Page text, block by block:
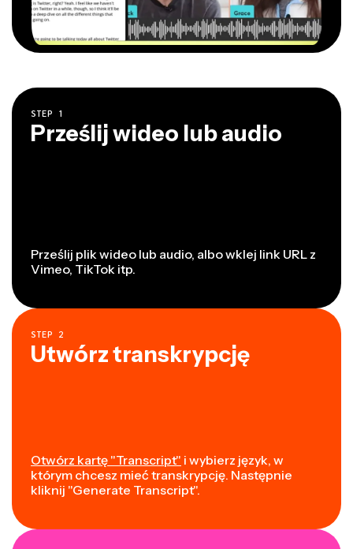
STEP 1
Prześlij wideo lub audio
Prześlij plik wideo lub audio, albo wklej link URL z
Vimeo, TikTok itp.
STEP 2
Utwórz transkrypcję
Otwórz kartę "Transcript" i wybierz język, w
którym chcesz mieć transkrypcję. Następnie
kliknij "Generate Transcript".